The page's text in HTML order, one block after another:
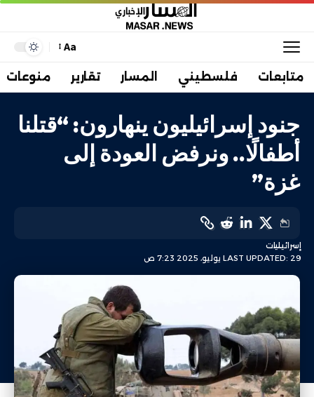
Aa
متابعات فلسطيني المسار تقارير منوعات
جنود إسرائيليون ينهارون: “قتلنا
أطفالًا.. ونرفض العودة إلى
غزة”
LAST UPDATED: 29 يوليو، 2025 7:23 ص
إسرائيليات